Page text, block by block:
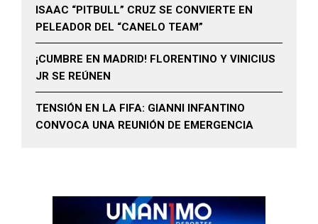
ISAAC “PITBULL” CRUZ SE CONVIERTE EN
PELEADOR DEL “CANELO TEAM”
¡CUMBRE EN MADRID! FLORENTINO Y VINICIUS
JR SE REÚNEN
TENSIÓN EN LA FIFA: GIANNI INFANTINO
CONVOCA UNA REUNIÓN DE EMERGENCIA